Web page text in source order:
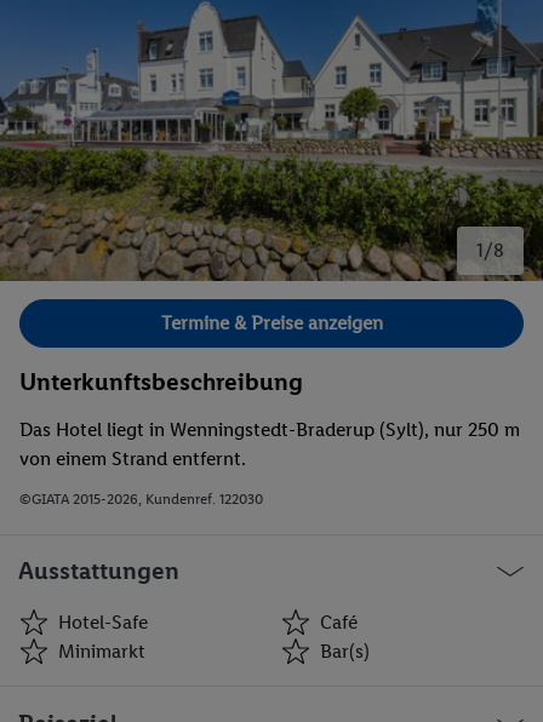
1/8
Bild 1 von 8.
Termine & Preise anzeigen
Unterkunftsbeschreibung
Das Hotel liegt in Wenningstedt-Braderup (Sylt), nur 250 m
von einem Strand entfernt.
©GIATA 2015-2026, Kundenref. 122030
Ausstattungen
Hotel-Safe
Café
Minimarkt
Bar(s)